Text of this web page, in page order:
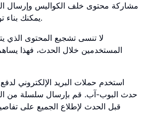
مشاركة محتوى خلف الكواليس وإرسال
يمكنك بناء تواجد قوي لعلامتك.
لا تنسى تشجيع المحتوى الذي
المستخدمين خلال الحدث، فهذا يساهم
استخدم حملات البريد الإلكتروني
حدث البوب-آب. قم بإرسال سلسلة من
قبل الحدث لإطلاع الجميع على